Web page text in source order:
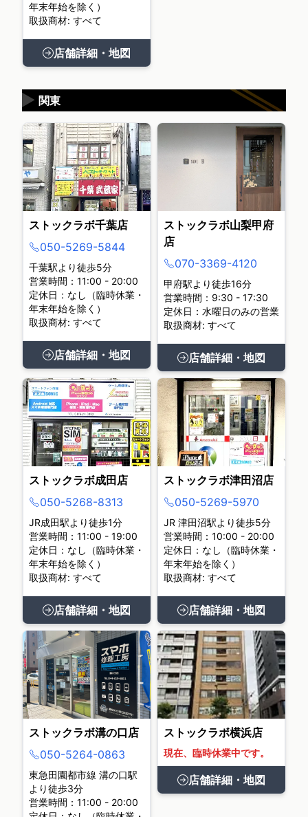
年末年始を除く）
取扱商材: すべて
店舗詳細・地図
関東
▶
ストックラボ千葉店
050-5269-5844
千葉駅より徒歩5分
営業時間：11:00 - 20:00
定休日：なし（臨時休業・
年末年始を除く）
取扱商材: すべて
店舗詳細・地図
ストックラボ山梨甲府
店
070-3369-4120
甲府駅より徒歩16分
営業時間：9:30 - 17:30
定休日：水曜日のみの営業
取扱商材: すべて
店舗詳細・地図
ストックラボ成田店
050-5268-8313
JR成田駅より徒歩1分
営業時間：11:00 - 19:00
定休日：なし（臨時休業・
年末年始を除く）
取扱商材: すべて
店舗詳細・地図
ストックラボ津田沼店
050-5269-5970
JR 津田沼駅より徒歩5分
営業時間：10:00 - 20:00
定休日：なし（臨時休業・
年末年始を除く）
取扱商材: すべて
店舗詳細・地図
ストックラボ溝の口店
050-5264-0863
東急田園都市線 溝の口駅
より徒歩3分
営業時間：11:00 - 20:00
ストックラボ横浜店
現在、臨時休業中です。
店舗詳細・地図